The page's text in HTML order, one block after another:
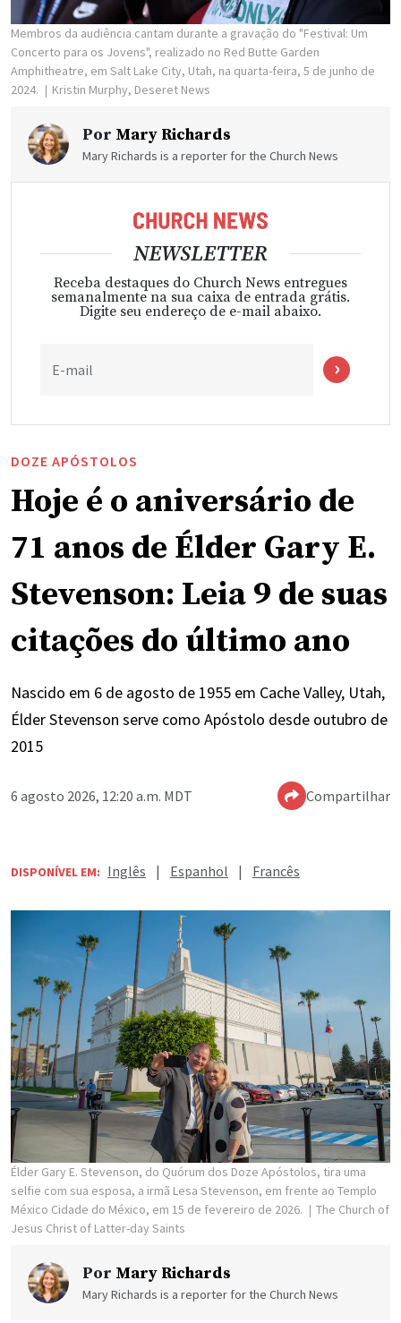
Membros da audiência cantam durante a gravação do "Festival: Um
Concerto para os Jovens", realizado no Red Butte Garden
Amphitheatre, em Salt Lake City, Utah, na quarta-feira, 5 de junho de
2024.
Kristin Murphy, Deseret News
Por Mary Richards
Mary Richards is a reporter for the Church News
NEWSLETTER
Receba destaques do Church News entregues
semanalmente na sua caixa de entrada grátis.
Digite seu endereço de e-mail abaixo.
E-mail
DOZE APÓSTOLOS
Hoje é o aniversário de
71 anos de Élder Gary E.
Stevenson: Leia 9 de suas
citações do último ano
Nascido em 6 de agosto de 1955 em Cache Valley, Utah,
Élder Stevenson serve como Apóstolo desde outubro de
2015
6 agosto 2026, 12:20 a.m. MDT Compartilhar
DISPONÍVEL EM: Inglês | Espanhol | Francês
Élder Gary E. Stevenson, do Quórum dos Doze Apóstolos, tira uma
selfie com sua esposa, a irmã Lesa Stevenson, em frente ao Templo
México Cidade do México, em 15 de fevereiro de 2026.
The Church of
Jesus Christ of Latter-day Saints
Por Mary Richards
Mary Richards is a reporter for the Church News